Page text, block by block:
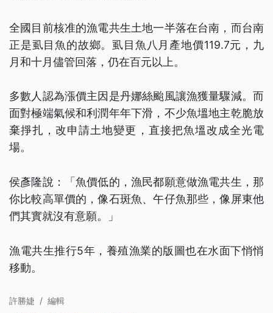
全國目前核准的漁電共生土地一半落在台南，而台南
正是虱目魚的故鄉。虱目魚八月產地價119.7元，九
月和十月儘管回落，仍在百元以上。
多數人認為漲價主因是丹娜絲颱風讓漁獲量驟減。而
面對極端氣候和利潤年年下滑，不少魚塭地主乾脆放
棄掙扎，改申請土地變更，直接把魚塭改成全光電
場。
侯彥隆說：「魚價低的，漁民都願意做漁電共生，那
你比較高單價的，像石斑魚、午仔魚那些，像屏東他
們其實就沒有意願。」
漁電共生推行5年，養殖漁業的版圖也在水面下悄悄
移動。
許勝婕 / 編輯